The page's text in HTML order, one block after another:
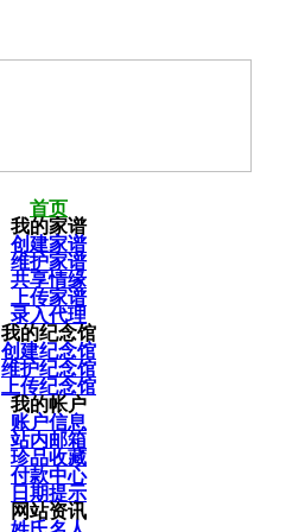
首页
我的家谱
创建家谱
维护家谱
共享情缘
上传家谱
录入代理
我的纪念馆
创建纪念馆
维护纪念馆
上传纪念馆
我的帐户
账户信息
站内邮箱
珍品收藏
付款中心
日期提示
网站资讯